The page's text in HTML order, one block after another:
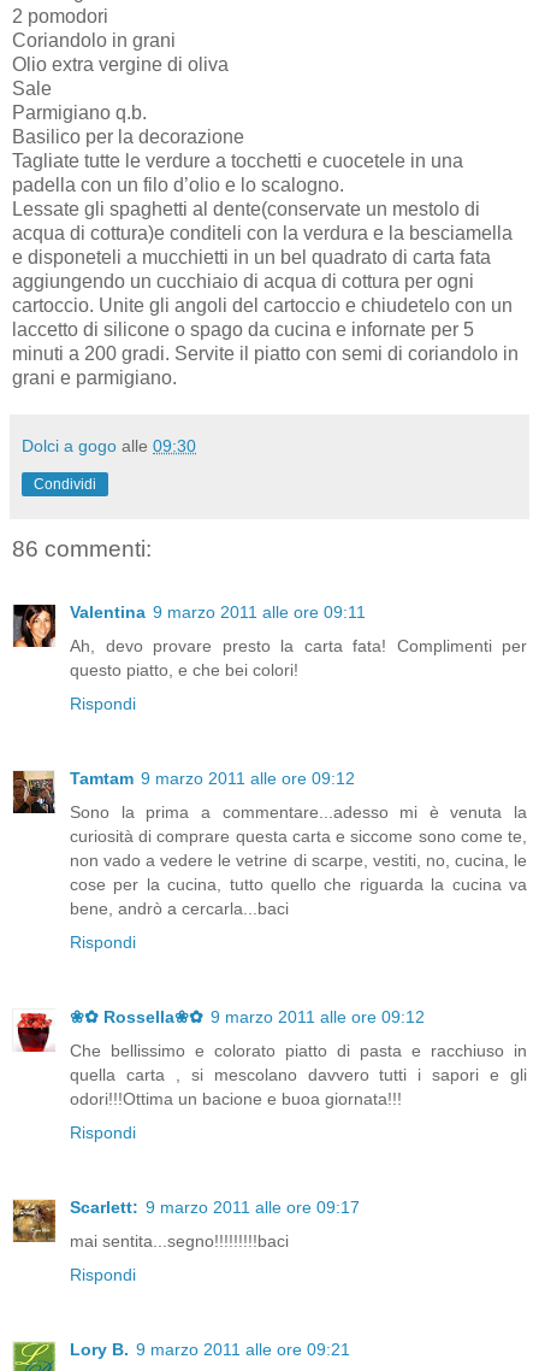
2 pomodori
Coriandolo in grani
Olio extra vergine di oliva
Sale
Parmigiano q.b.
Basilico per la decorazione
Tagliate tutte le verdure a tocchetti e cuocetele in una
padella con un filo d’olio e lo scalogno.
Lessate gli spaghetti al dente(conservate un mestolo di
acqua di cottura)e conditeli con la verdura e la besciamella
e disponeteli a mucchietti in un bel quadrato di carta fata
aggiungendo un cucchiaio di acqua di cottura per ogni
cartoccio. Unite gli angoli del cartoccio e chiudetelo con un
laccetto di silicone o spago da cucina e infornate per 5
minuti a 200 gradi. Servite il piatto con semi di coriandolo in
grani e parmigiano.
Dolci a gogo alle 09:30
Condividi
86 commenti:
Valentina 9 marzo 2011 alle ore 09:11
Ah, devo provare presto la carta fata! Complimenti per
questo piatto, e che bei colori!
Rispondi
Tamtam 9 marzo 2011 alle ore 09:12
Sono la prima a commentare...adesso mi è venuta la
curiosità di comprare questa carta e siccome sono come te,
non vado a vedere le vetrine di scarpe, vestiti, no, cucina, le
cose per la cucina, tutto quello che riguarda la cucina va
bene, andrò a cercarla...baci
Rispondi
❀✿ Rossella❀✿ 9 marzo 2011 alle ore 09:12
Che bellissimo e colorato piatto di pasta e racchiuso in
quella carta , si mescolano davvero tutti i sapori e gli
odori!!!Ottima un bacione e buoa giornata!!!
Rispondi
Scarlett: 9 marzo 2011 alle ore 09:17
mai sentita...segno!!!!!!!!!baci
Rispondi
Lory B. 9 marzo 2011 alle ore 09:21